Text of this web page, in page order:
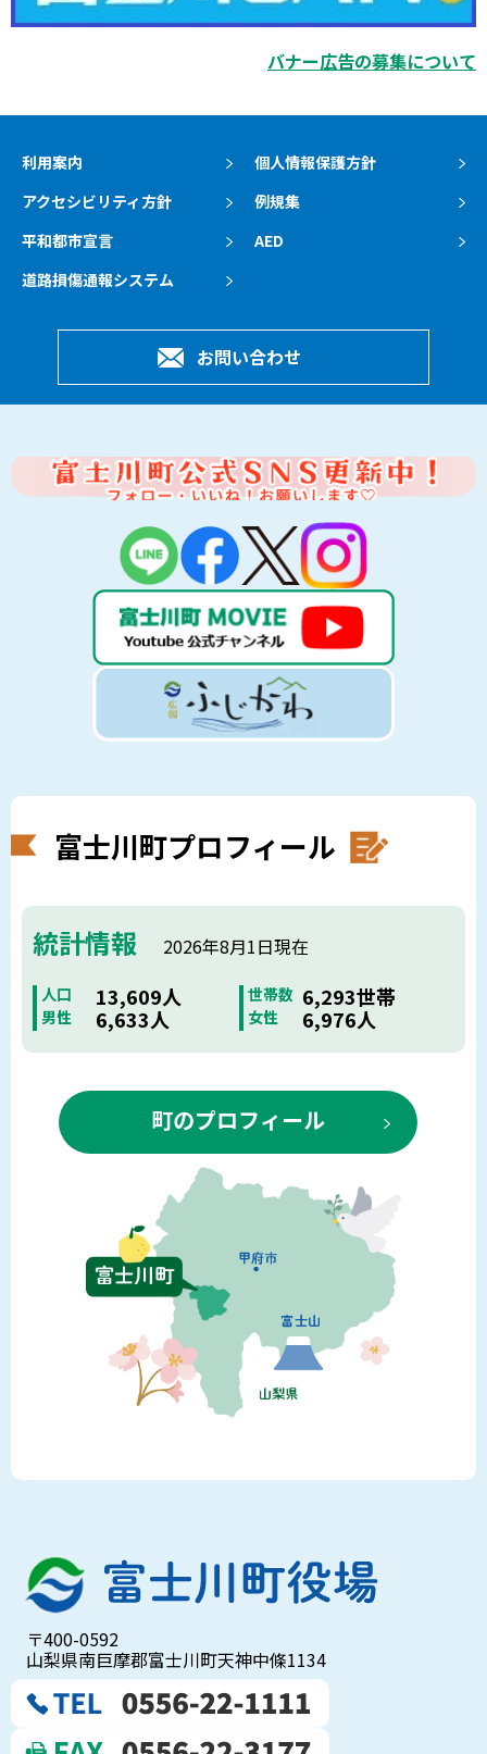
バナー広告の募集について
利用案内
個人情報保護方針
アクセシビリティ方針
例規集
平和都市宣言
AED
道路損傷通報システム
お問い合わせ
富士川町プロフィール
統計情報 2026年8月1日現在
人口 13,609人 世帯数 6,293世帯
男性 6,633人 女性 6,976人
町のプロフィール
〒400-0592
山梨県南巨摩郡富士川町天神中條1134